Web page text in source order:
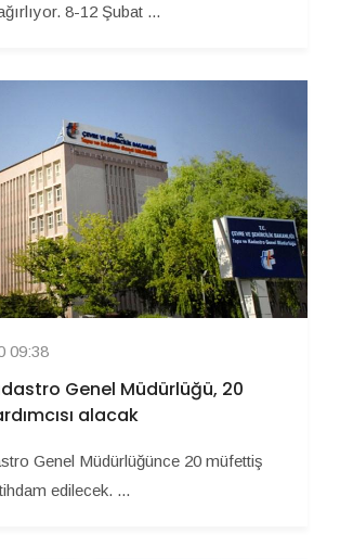
8-12 Şubat ...
09:38
Genel Müdürlüğü, 20
alacak
Genel Müdürlüğünce 20 müfettiş
edilecek. ...